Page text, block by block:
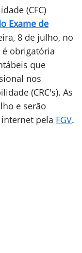
(CFC)
Exame de
8 de julho, no
é obrigatória
que
nos
(CRC's). As
e serão
pela FGV.